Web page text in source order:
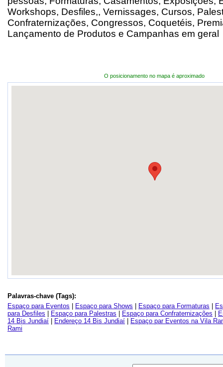
Workshops, Desfiles,, Vernissages, Cursos,
Confraternizações, Congressos, Coquetéis,
Lançamento de Produtos e Campanhas em geral
O posicionamento no mapa é aproximado
Palavras-chave (Tags):
Espaço para Eventos
Espaço para Shows Espaço para Formaturas
para Desfiles
Espaço para Palestras Espaço para Confraternizações
14 Bis Jundiaí
Endereço 14 Bis Jundiaí
Espaço par Eventos na Vila
Rami